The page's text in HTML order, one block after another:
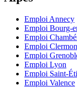
Emploi Annecy
Emploi Bourg-
Emploi
Emploi
Emploi
Emploi Lyon
Emploi Saint-
Emploi Valence